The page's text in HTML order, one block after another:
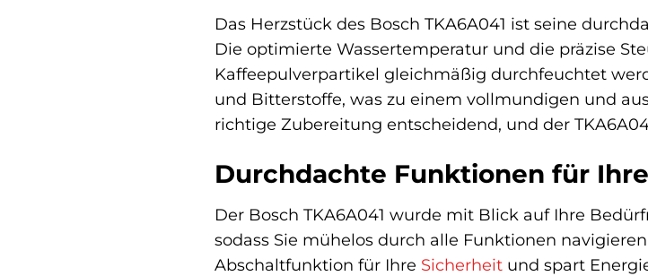
Das Herzstück des Bosch TKA6A041 ist seine
Die optimierte Wassertemperatur und die präzise
Kaffeepulverpartikel gleichmäßig durchfeuchtet
und Bitterstoffe, was zu einem vollmundigen und
richtige Zubereitung entscheidend, und der
Durchdachte Funktionen für
Der Bosch TKA6A041 wurde mit Blick auf Ihre
sodass Sie mühelos durch alle Funktionen
Abschaltfunktion für Ihre Sicherheit und spart